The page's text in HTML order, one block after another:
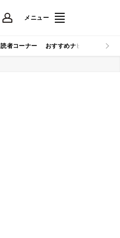
メニュー
読者コーナー おすすめナビ マイナビ